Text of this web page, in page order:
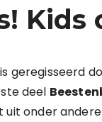
Kids
is geregisseerd
deel
uit onder andere